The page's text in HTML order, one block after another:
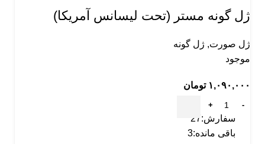
ژل گونه مستر (تحت لیسانس آمریکا)
ژل صورت, ژل گونه
موجود
۱,۰۹۰,۰۰۰ تومان
سفارش:27
باقی مانده:3